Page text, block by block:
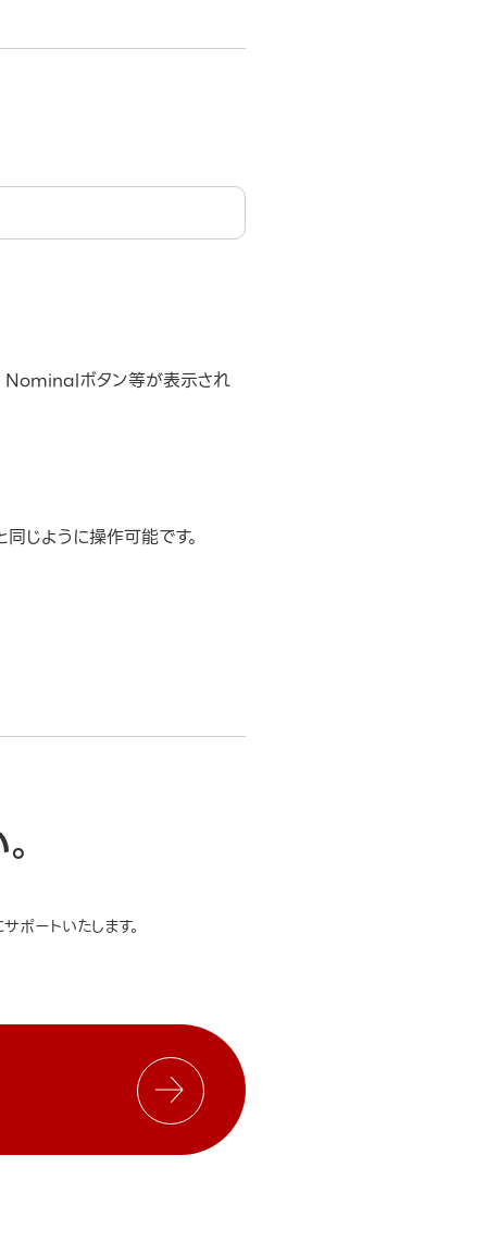
Nominalボタン等が表示され
じように操作可能です。
ポートいたします。